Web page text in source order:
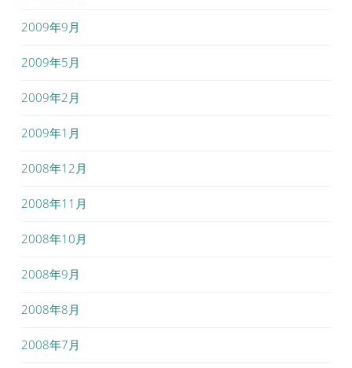
2009年9月
2009年5月
2009年2月
2009年1月
2008年12月
2008年11月
2008年10月
2008年9月
2008年8月
2008年7月